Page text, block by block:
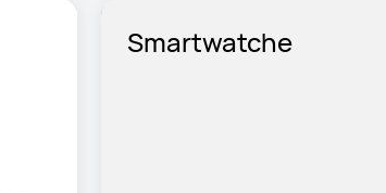
Smartwatche